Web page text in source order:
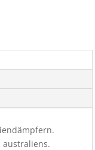
australiens.